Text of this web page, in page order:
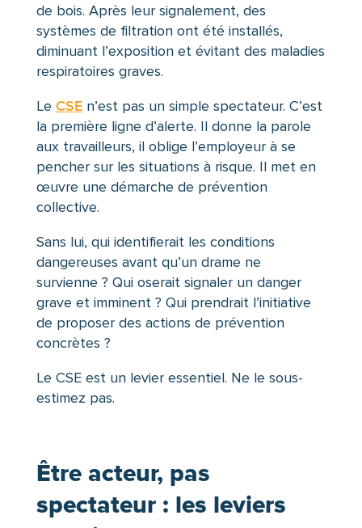
de bois. Après leur signalement, des
systèmes de filtration ont été installés,
diminuant l’exposition et évitant des maladies
respiratoires graves.
Le CSEn’est pas un simple spectateur. C’est
la première ligne d’alerte. Il donne la parole
aux travailleurs, il oblige l’employeur à se
pencher sur les situations à risque. Il met en
œuvre une démarche de prévention
collective.
Sans lui, qui identifierait les conditions
dangereuses avant qu’un drame ne
survienne ? Qui oserait signaler un danger
grave et imminent ? Qui prendrait l’initiative
de proposer des actions de prévention
concrètes ?
Le CSE est un levier essentiel. Ne le sous-
estimez pas.
Être acteur, pas
spectateur : les leviers